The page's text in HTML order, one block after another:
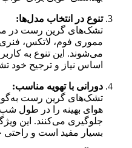
تنوع در انتخاب مدل‌ها:
تشک‌های گرین رست در
مموری فوم، لاتکس،
می‌شوند. این تنوع به
اساس نیاز و ترجیح خود
دورانی با تهویه مناسب:
تشک‌های گرین رست
هوای بهینه را در طول
جلوگیری می‌کنند. این
بسیار مفید است و